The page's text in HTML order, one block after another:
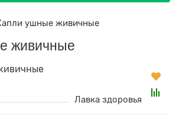
ушные живичные
живичные
Лавка здоровья